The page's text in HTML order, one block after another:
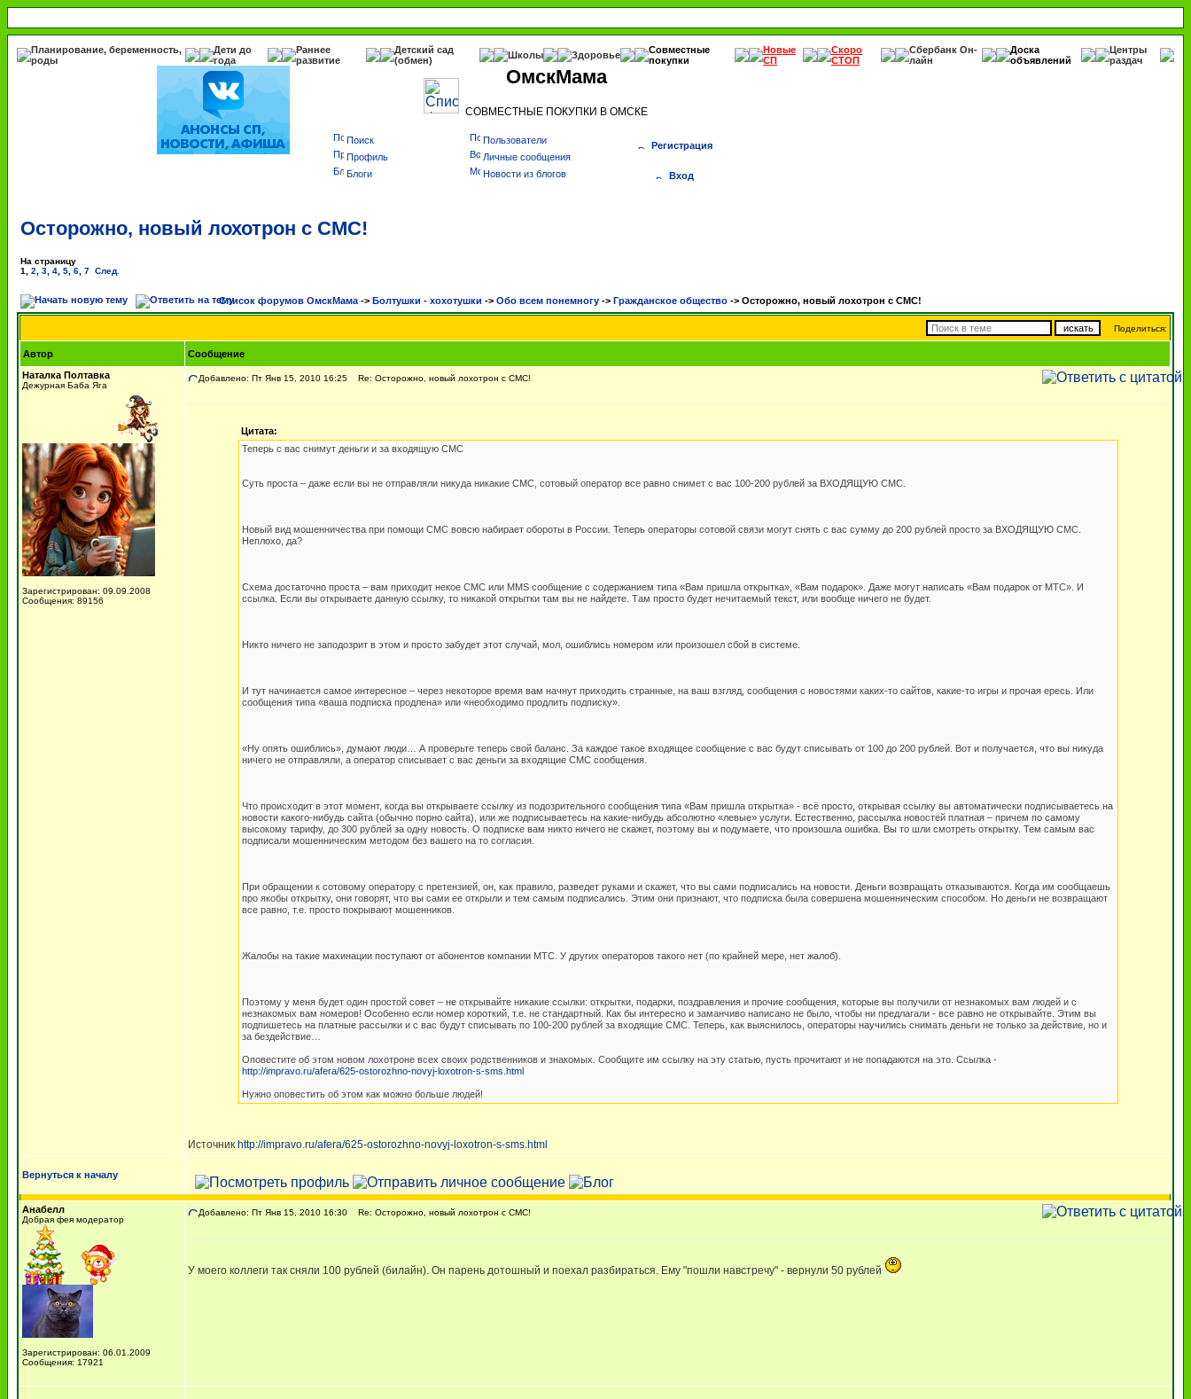
Планирование, беременность,
роды
Дети до
года
Раннее
развитие
Детский сад
(обмен)
Школы Здоровье
Совместные
покупки
Новые
СП
Скоро
СТОП
Сбербанк Он-
лайн
Доска
объявлений
Центры
раздач
ОмскМама
СОВМЕСТНЫЕ ПОКУПКИ В ОМСКЕ
Поиск
Пользователи
Профиль
Личные сообщения
Блоги
Новости из блогов
Регистрация
Вход
Осторожно, новый лохотрон с СМС!
На страницу
1
2 3 4 5 6 7 След.
Список форумов ОмскМама -> Болтушки - хохотушки -> Обо всем понемногу -> Гражданское общество -> Осторожно, новый лохотрон с СМС!
Поделиться:
Автор
Сообщение
Наталка Полтавка
Дежурная Баба Яга
Зарегистрирован: 09.09.2008
Сообщения: 89156
Добавлено: Пт Янв 15, 2010 16:25 Re: Осторожно, новый лохотрон с СМС!
Цитата:
Теперь с вас снимут деньги и за входящую СМС
Суть проста – даже если вы не отправляли никуда никакие СМС, сотовый оператор все равно снимет с вас 100-200 рублей за ВХОДЯЩУЮ СМС.
Новый вид мошенничества при помощи СМС вовсю набирает обороты в России. Теперь операторы сотовой связи могут снять с вас сумму до 200 рублей просто за ВХОДЯЩУЮ СМС.
Неплохо, да?
Схема достаточно проста – вам приходит некое СМС или MMS сообщение с содержанием типа «Вам пришла открытка», «Вам подарок». Даже могут написать «Вам подарок от МТС». И
ссылка. Если вы открываете данную ссылку, то никакой открытки там вы не найдете. Там просто будет нечитаемый текст, или вообще ничего не будет.
Никто ничего не заподозрит в этом и просто забудет этот случай, мол, ошиблись номером или произошел сбой в системе.
И тут начинается самое интересное – через некоторое время вам начнут приходить странные, на ваш взгляд, сообщения с новостями каких-то сайтов, какие-то игры и прочая ересь. Или
сообщения типа «ваша подписка продлена» или «необходимо продлить подписку».
«Ну опять ошиблись», думают люди… А проверьте теперь свой баланс. За каждое такое входящее сообщение с вас будут списывать от 100 до 200 рублей. Вот и получается, что вы никуда
ничего не отправляли, а оператор списывает с вас деньги за входящие СМС сообщения.
Что происходит в этот момент, когда вы открываете ссылку из подозрительного сообщения типа «Вам пришла открытка» - всё просто, открывая ссылку вы автоматически подписываетесь на
новости какого-нибудь сайта (обычно порно сайта), или же подписываетесь на какие-нибудь абсолютно «левые» услуги. Естественно, рассылка новостей платная – причем по самому
высокому тарифу, до 300 рублей за одну новость. О подписке вам никто ничего не скажет, поэтому вы и подумаете, что произошла ошибка. Вы то шли смотреть открытку. Тем самым вас
подписали мошенническим методом без вашего на то согласия.
При обращении к сотовому оператору с претензией, он, как правило, разведет руками и скажет, что вы сами подписались на новости. Деньги возвращать отказываются. Когда им сообщаешь
про якобы открытку, они говорят, что вы сами ее открыли и тем самым подписались. Этим они признают, что подписка была совершена мошенническим способом. Но деньги не возвращают
все равно, т.е. просто покрывают мошенников.
Жалобы на такие махинации поступают от абонентов компании МТС. У других операторов такого нет (по крайней мере, нет жалоб).
Поэтому у меня будет один простой совет – не открывайте никакие ссылки: открытки, подарки, поздравления и прочие сообщения, которые вы получили от незнакомых вам людей и с
незнакомых вам номеров! Особенно если номер короткий, т.е. не стандартный. Как бы интересно и заманчиво написано не было, чтобы ни предлагали - все равно не открывайте. Этим вы
подпишетесь на платные рассылки и с вас будут списывать по 100-200 рублей за входящие СМС. Теперь, как выяснилось, операторы научились снимать деньги не только за действие, но и
за бездействие…
Оповестите об этом новом лохотроне всех своих родственников и знакомых. Сообщите им ссылку на эту статью, пусть прочитают и не попадаются на это. Ссылка -
http://impravo.ru/afera/625-ostorozhno-novyj-loxotron-s-sms.html
Нужно оповестить об этом как можно больше людей!
Источник http://impravo.ru/afera/625-ostorozhno-novyj-loxotron-s-sms.html
Вернуться к началу
Анабелл
Добрая фея модератор
Зарегистрирован: 06.01.2009
Сообщения: 17921
Добавлено: Пт Янв 15, 2010 16:30 Re: Осторожно, новый лохотрон с СМС!
У моего коллеги так сняли 100 рублей (билайн). Он парень дотошный и поехал разбираться. Ему "пошли навстречу" - вернули 50 рублей